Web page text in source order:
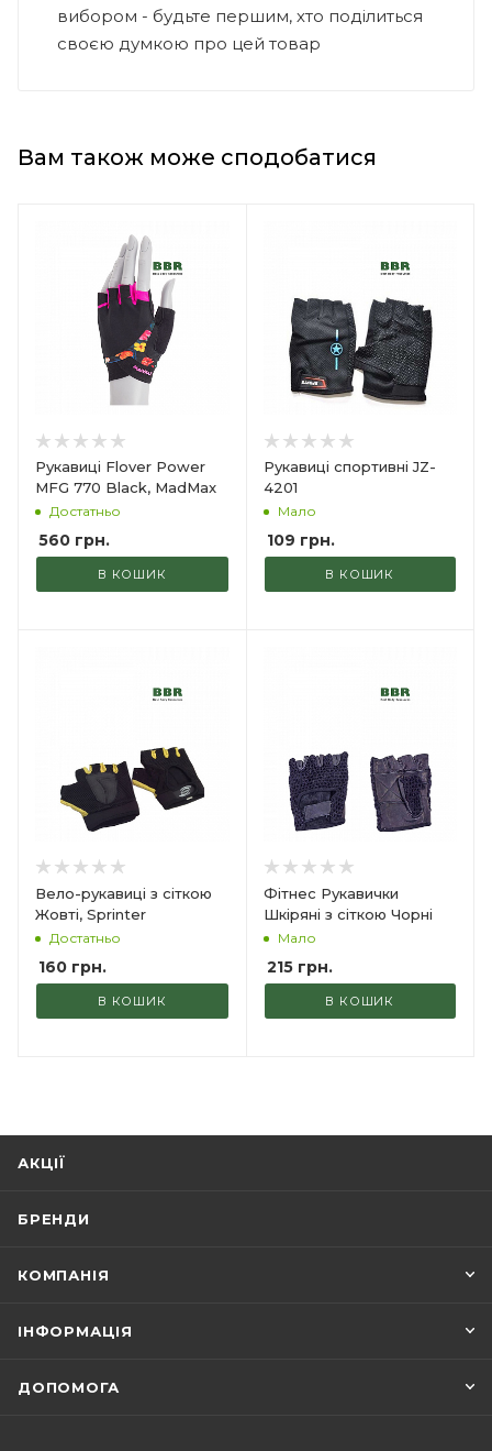
вибором - будьте першим, хто поділиться
своєю думкою про цей товар
Вам також може сподобатися
Рукавиці Flover Power
MFG 770 Black, MadMax
Достатньо
560 грн.
В КОШИК
Рукавиці спортивні JZ-
4201
Мало
109 грн.
В КОШИК
Вело-рукавиці з сіткою
Жовті, Sprinter
Достатньо
160 грн.
В КОШИК
Фітнес Рукавички
Шкіряні з сіткою Чорні
Мало
215грн.
В КОШИК
АКЦІЇ
БРЕНДИ
КОМПАНІЯ
ІНФОРМАЦІЯ
ДОПОМОГА